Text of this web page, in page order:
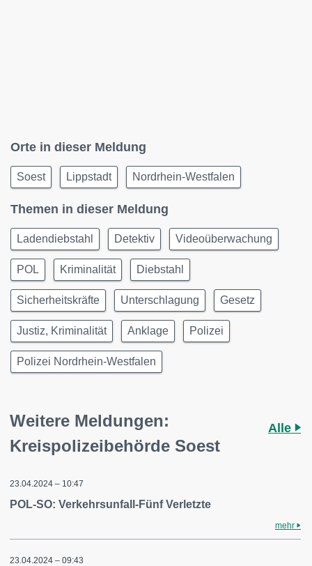
Orte in dieser Meldung
Soest Lippstadt Nordrhein-Westfalen
Themen in dieser Meldung
Ladendiebstahl Detektiv Videoüberwachung
POL Kriminalität Diebstahl
Sicherheitskräfte Unterschlagung Gesetz
Justiz, Kriminalität Anklage Polizei
Polizei Nordrhein-Westfalen
Weitere Meldungen:
Kreispolizeibehörde Soest
Alle
23.04.2024 – 10:47
POL-SO: Verkehrsunfall-Fünf Verletzte
mehr
23.04.2024 – 09:43